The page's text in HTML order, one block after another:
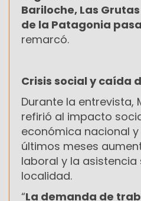
Bariloche, Las
de la Patagonia
remarcó.
Crisis social y caída
Durante la entrevista,
refirió al impacto
económica nacional
últimos meses
laboral y la asistencia
localidad.
“La demanda de